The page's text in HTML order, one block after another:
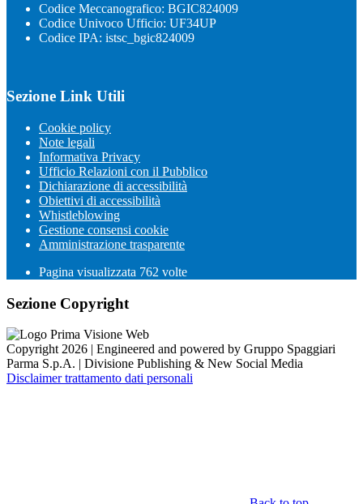
Codice Meccanografico: BGIC824009
Codice Univoco Ufficio: UF34UP
Codice IPA: istsc_bgic824009
Sezione Link Utili
Cookie policy
Note legali
Informativa Privacy
Ufficio Relazioni con il Pubblico
Dichiarazione di accessibilità
Obiettivi di accessibilità
Whistleblowing
Gestione consensi cookie
Amministrazione trasparente
Pagina visualizzata 762 volte
Sezione Copyright
Copyright 2026 | Engineered and powered by Gruppo Spaggiari
Parma S.p.A. | Divisione Publishing & New Social Media
Disclaimer trattamento dati personali